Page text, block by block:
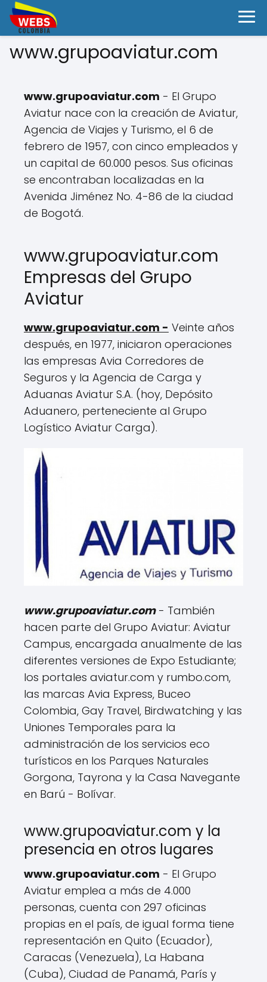
www.grupoaviatur.com
www.grupoaviatur.com - El Grupo
Aviatur nace con la creación de Aviatur,
Agencia de Viajes y Turismo, el 6 de
febrero de 1957, con cinco empleados y
un capital de 60.000 pesos. Sus oficinas
se encontraban localizadas en la
Avenida Jiménez No. 4-86 de la ciudad
de Bogotá.
www.grupoaviatur.com
Empresas del Grupo
Aviatur
www.grupoaviatur.com - Veinte años
después, en 1977, iniciaron operaciones
las empresas Avia Corredores de
Seguros y la Agencia de Carga y
Aduanas Aviatur S.A. (hoy, Depósito
Aduanero, perteneciente al Grupo
Logístico Aviatur Carga).
www.grupoaviatur.com- También
hacen parte del Grupo Aviatur: Aviatur
Campus, encargada anualmente de las
diferentes versiones de Expo Estudiante;
los portales aviatur.com y rumbo.com,
las marcas Avia Express, Buceo
Colombia, Gay Travel, Birdwatching y las
Uniones Temporales para la
administración de los servicios eco
turísticos en los Parques Naturales
Gorgona, Tayrona y la Casa Navegante
en Barú - Bolívar.
www.grupoaviatur.com y la
presencia en otros lugares
www.grupoaviatur.com - El Grupo
Aviatur emplea a más de 4.000
personas, cuenta con 297 oficinas
propias en el país, de igual forma tiene
representación en Quito (Ecuador),
Caracas (Venezuela), La Habana
(Cuba), Ciudad de Panamá, París y